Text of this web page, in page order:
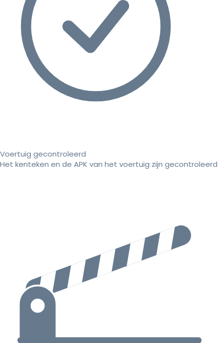
Voertuig gecontroleerd
Het kenteken en de APK van het voertuig zijn gecontroleerd